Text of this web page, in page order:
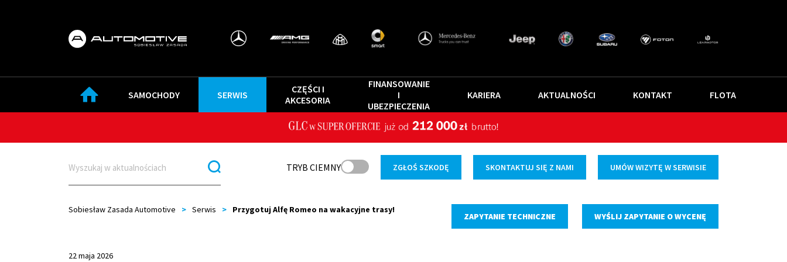
SAMOCHODY SERWIS
CZĘŚCI I
AKCESORIA
FINANSOWANIE
I
UBEZPIECZENIA
KARIERA AKTUALNOŚCI KONTAKT FLOTA
TRYB CIEMNY ZGŁOŚ SZKODĘ SKONTAKTUJ SIĘ Z NAMI UMÓW WIZYTĘ W SERWISIE
Sobiesław Zasada Automotive > Serwis > Przygotuj Alfę Romeo na wakacyjne trasy!
ZAPYTANIE TECHNICZNE WYŚLIJ ZAPYTANIE O WYCENĘ
22 maja 2026